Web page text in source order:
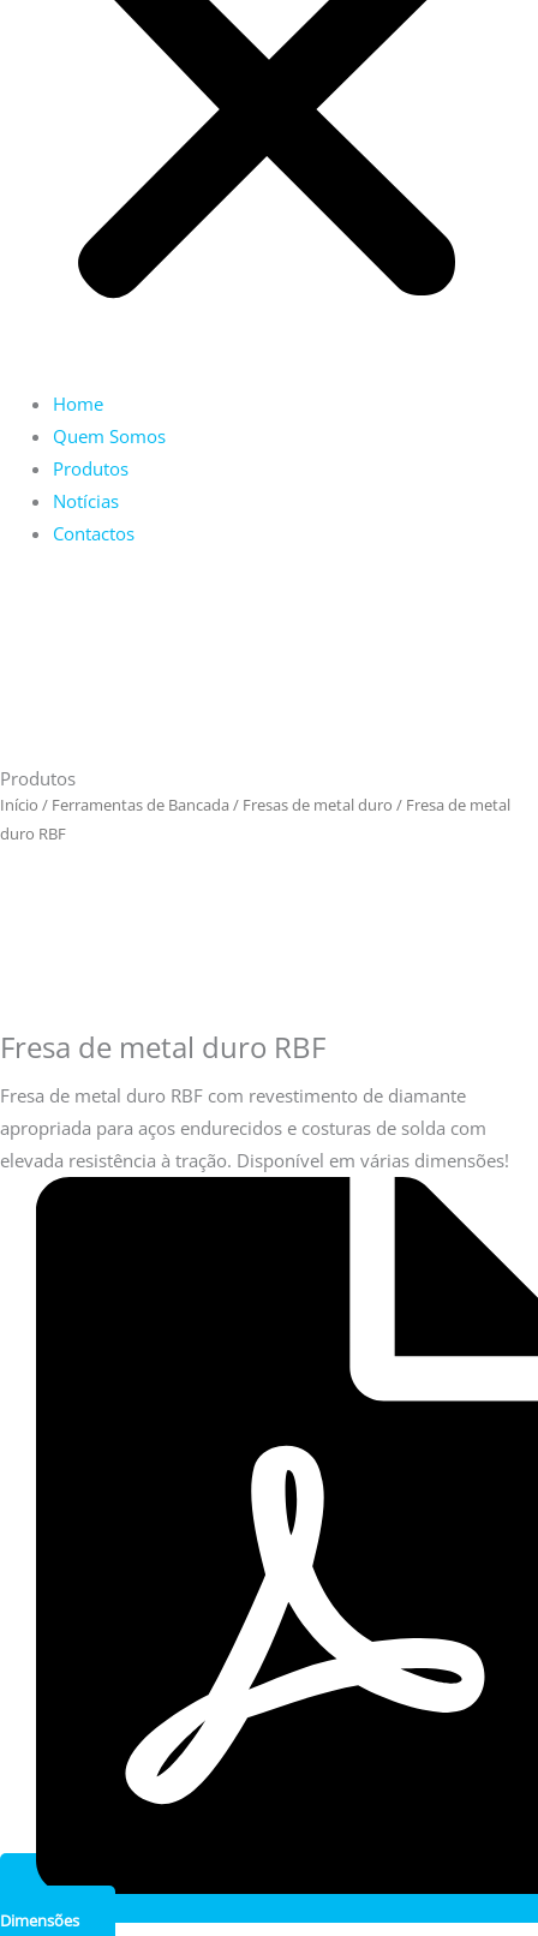
Home
Quem Somos
Produtos
Notícias
Contactos
Produtos
Início / Ferramentas de Bancada / Fresas de metal duro / Fresa de metal
duro RBF
Fresa de metal duro RBF
Fresa de metal duro RBF com revestimento de diamante
apropriada para aços endurecidos e costuras de solda com
elevada resistência à tração. Disponível em várias dimensões!
Dimensões